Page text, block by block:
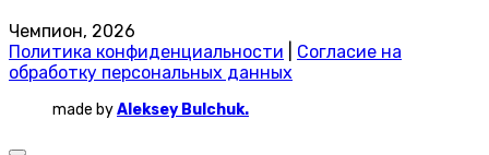
Чемпион, 2026
Политика конфиденциальности
Согласие на
обработку персональных данных
made byAleksey Bulchuk.